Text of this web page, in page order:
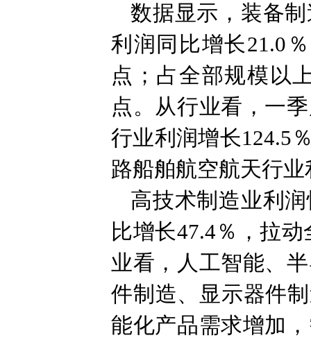
数据显示，装备
利润同比增长21.0
点；占全部规模以
点。从行业看，一
行业利润增长124.5
路船舶航空航天行
高技术制造业利
比增长47.4％，拉
业看，人工智能、
件制造、显示器件
能化产品需求增加